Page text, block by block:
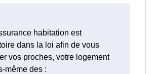
habitation est
dans la loi afin de vous
vos proches, votre logement
même des :